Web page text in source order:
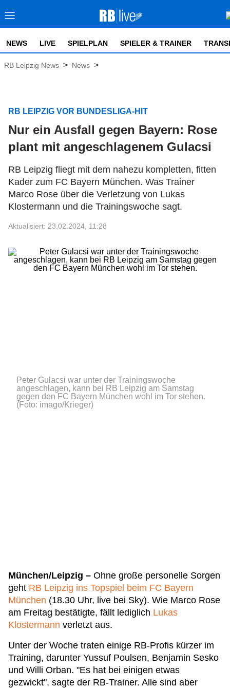
NEWS LIVE SPIELPLAN SPIELER & TRAINER
RB Leipzig News > News >
RB LEIPZIG VOR BUNDESLIGA-HIT
Nur ein Ausfall gegen Bayern: Rose
plant mit angeschlagenem Gulacsi
RB Leipzig fliegt mit dem nahezu kompletten, fitten
Kader zum FC Bayern München. Was Trainer
Marco Rose über die Verletzung von Lukas
Klostermann und die Trainingswoche sagt.
Aktualisiert: 23.02.2024, 11:28
Peter Gulacsi war unter der Trainingswoche
angeschlagen, kann bei RB Leipzig am Samstag
gegen den FC Bayern München wohl im Tor stehen.
(Foto: imago/Krieger)
München/Leipzig – Ohne große personelle Sorgen
geht RB Leipzig ins Topspiel beim FC Bayern
München (18.30 Uhr, live bei Sky). Wie Marco Rose
am Freitag bestätigte, fällt lediglich Lukas
Klostermann verletzt aus.
Unter der Woche traten einige RB-Profis kürzer im
Training, darunter Yussuf Poulsen, Benjamin Sesko
und Willi Orban. "Es hat bei einigen etwas
gezwickt", sagte der RB-Trainer. Alle sind aber